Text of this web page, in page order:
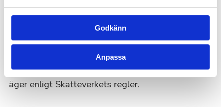
Godkänn
Anpassa
Göteborg, och drar sedan av det på fakturan.
Avdraget gäller en del av arbetskostnaden och
administreras helt och hållet av oss. För att kunna
nyttja ROT-avdraget behöver du vara ägare till
fastigheten. Arbetet ska utföras på din
permanenta bostad eller ett fritidshus som du
äger enligt Skatteverkets regler.